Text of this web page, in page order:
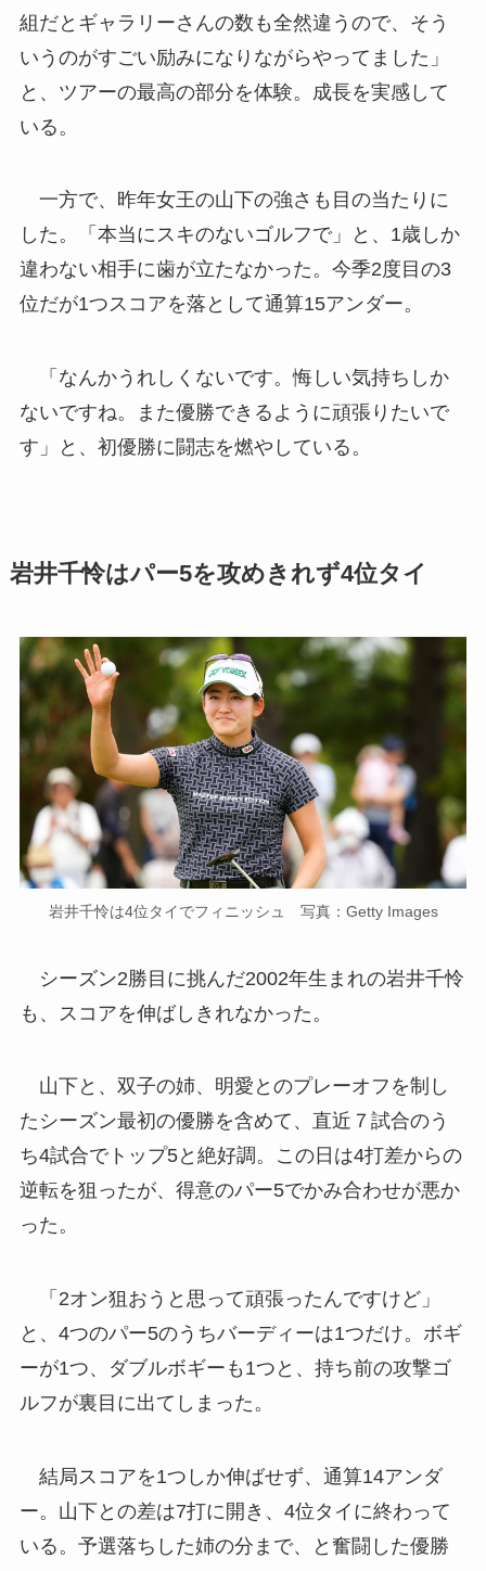
組だとギャラリーさんの数も全然違うので、そう
いうのがすごい励みになりながらやってました」
と、ツアーの最高の部分を体験。成長を実感して
いる。
一方で、昨年女王の山下の強さも目の当たりに
した。「本当にスキのないゴルフで」と、1歳しか
違わない相手に歯が立たなかった。今季2度目の3
位だが1つスコアを落として通算15アンダー。
「なんかうれしくないです。悔しい気持ちしか
ないですね。また優勝できるように頑張りたいで
す」と、初優勝に闘志を燃やしている。
岩井千怜はパー5を攻めきれず4位タイ
岩井千怜は4位タイでフィニッシュ 写真：Getty Images
シーズン2勝目に挑んだ2002年生まれの岩井千怜
も、スコアを伸ばしきれなかった。
山下と、双子の姉、明愛とのプレーオフを制し
たシーズン最初の優勝を含めて、直近７試合のう
ち4試合でトップ5と絶好調。この日は4打差からの
逆転を狙ったが、得意のパー5でかみ合わせが悪か
った。
「2オン狙おうと思って頑張ったんですけど」
と、4つのパー5のうちバーディーは1つだけ。ボギ
ーが1つ、ダブルボギーも1つと、持ち前の攻撃ゴ
ルフが裏目に出てしまった。
結局スコアを1つしか伸ばせず、通算14アンダ
ー。山下との差は7打に開き、4位タイに終わって
いる。予選落ちした姉の分まで、と奮闘した優勝